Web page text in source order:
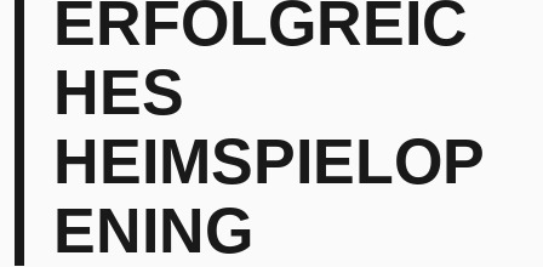
ERFOLGREIC
HES
HEIMSPIELOP
ENING